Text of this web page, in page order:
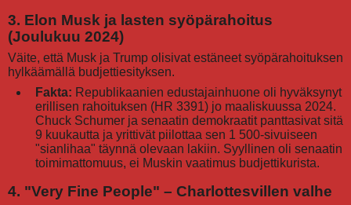
3. Elon Musk ja lasten syöpärahoitus
(Joulukuu 2024)
Väite, että Musk ja Trump olisivat estäneet syöpärahoituksen
hylkäämällä budjettiesityksen.
Fakta: Republikaanien edustajainhuone oli hyväksynyt
erillisen rahoituksen (HR 3391) jo maaliskuussa 2024.
Chuck Schumer ja senaatin demokraatit panttasivat sitä
9 kuukautta ja yrittivät piilottaa sen 1 500-sivuiseen
"sianlihaa" täynnä olevaan lakiin. Syyllinen oli senaatin
toimimattomuus, ei Muskin vaatimus budjettikurista.
4. "Very Fine People" – Charlottesvillen valhe